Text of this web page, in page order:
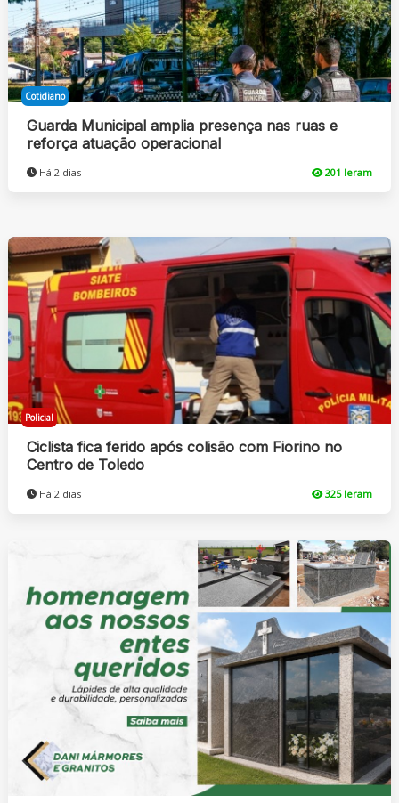
Cotidiano
Guarda Municipal amplia presença nas ruas e
reforça atuação operacional
Há 2 dias 201 leram
Policial
Ciclista fica ferido após colisão com Fiorino no
Centro de Toledo
Há 2 dias 325 leram